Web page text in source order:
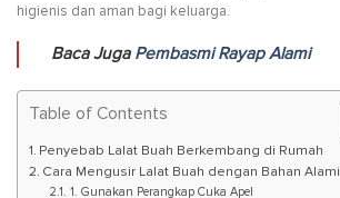
higienis dan aman bagi keluarga.
Baca Juga Pembasmi Rayap Alami
Table of Contents
Penyebab Lalat Buah Berkembang di Rumah
Cara Mengusir Lalat Buah dengan Bahan Alami
1. Gunakan Perangkap Cuka Apel